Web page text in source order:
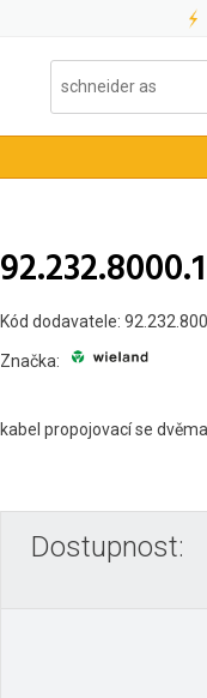
Kód dodavatele:
Značka:
kabel propojovací se
Dostupnost: